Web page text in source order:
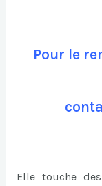
Pour le
Elle touche